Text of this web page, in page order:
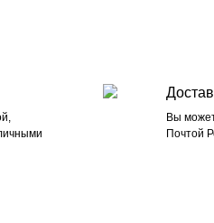
Вы
Почтой